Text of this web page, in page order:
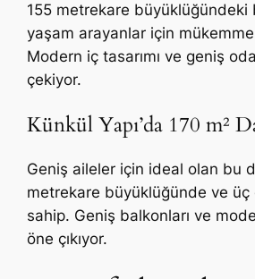
155 metrekare büyüklüğündeki
yaşam arayanlar için
Modern iç tasarımı ve geniş
çekiyor.
Künkül Yapı’da 170 m²
Geniş aileler için ideal olan bu
metrekare büyüklüğünde ve üç
sahip. Geniş balkonları ve
öne çıkıyor.